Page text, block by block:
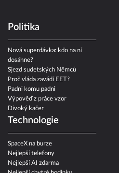
Politika
Nová superdávka: kdo na ní
dosáhne?
Sjezd sudetských Němců
Proč vláda zavádí EET?
Padni komu padni
Výpověď z práce vzor
Divoký kačer
Technologie
SpaceX na burze
Nejlepší telefony
Nejlepší AI zdarma